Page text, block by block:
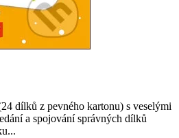
dílků z pevného kartonu) s veselými
a spojování správných dílků